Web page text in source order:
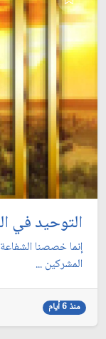
التوحيد في
إنما خصصنا
المشركين ...
منذ 6 أيام